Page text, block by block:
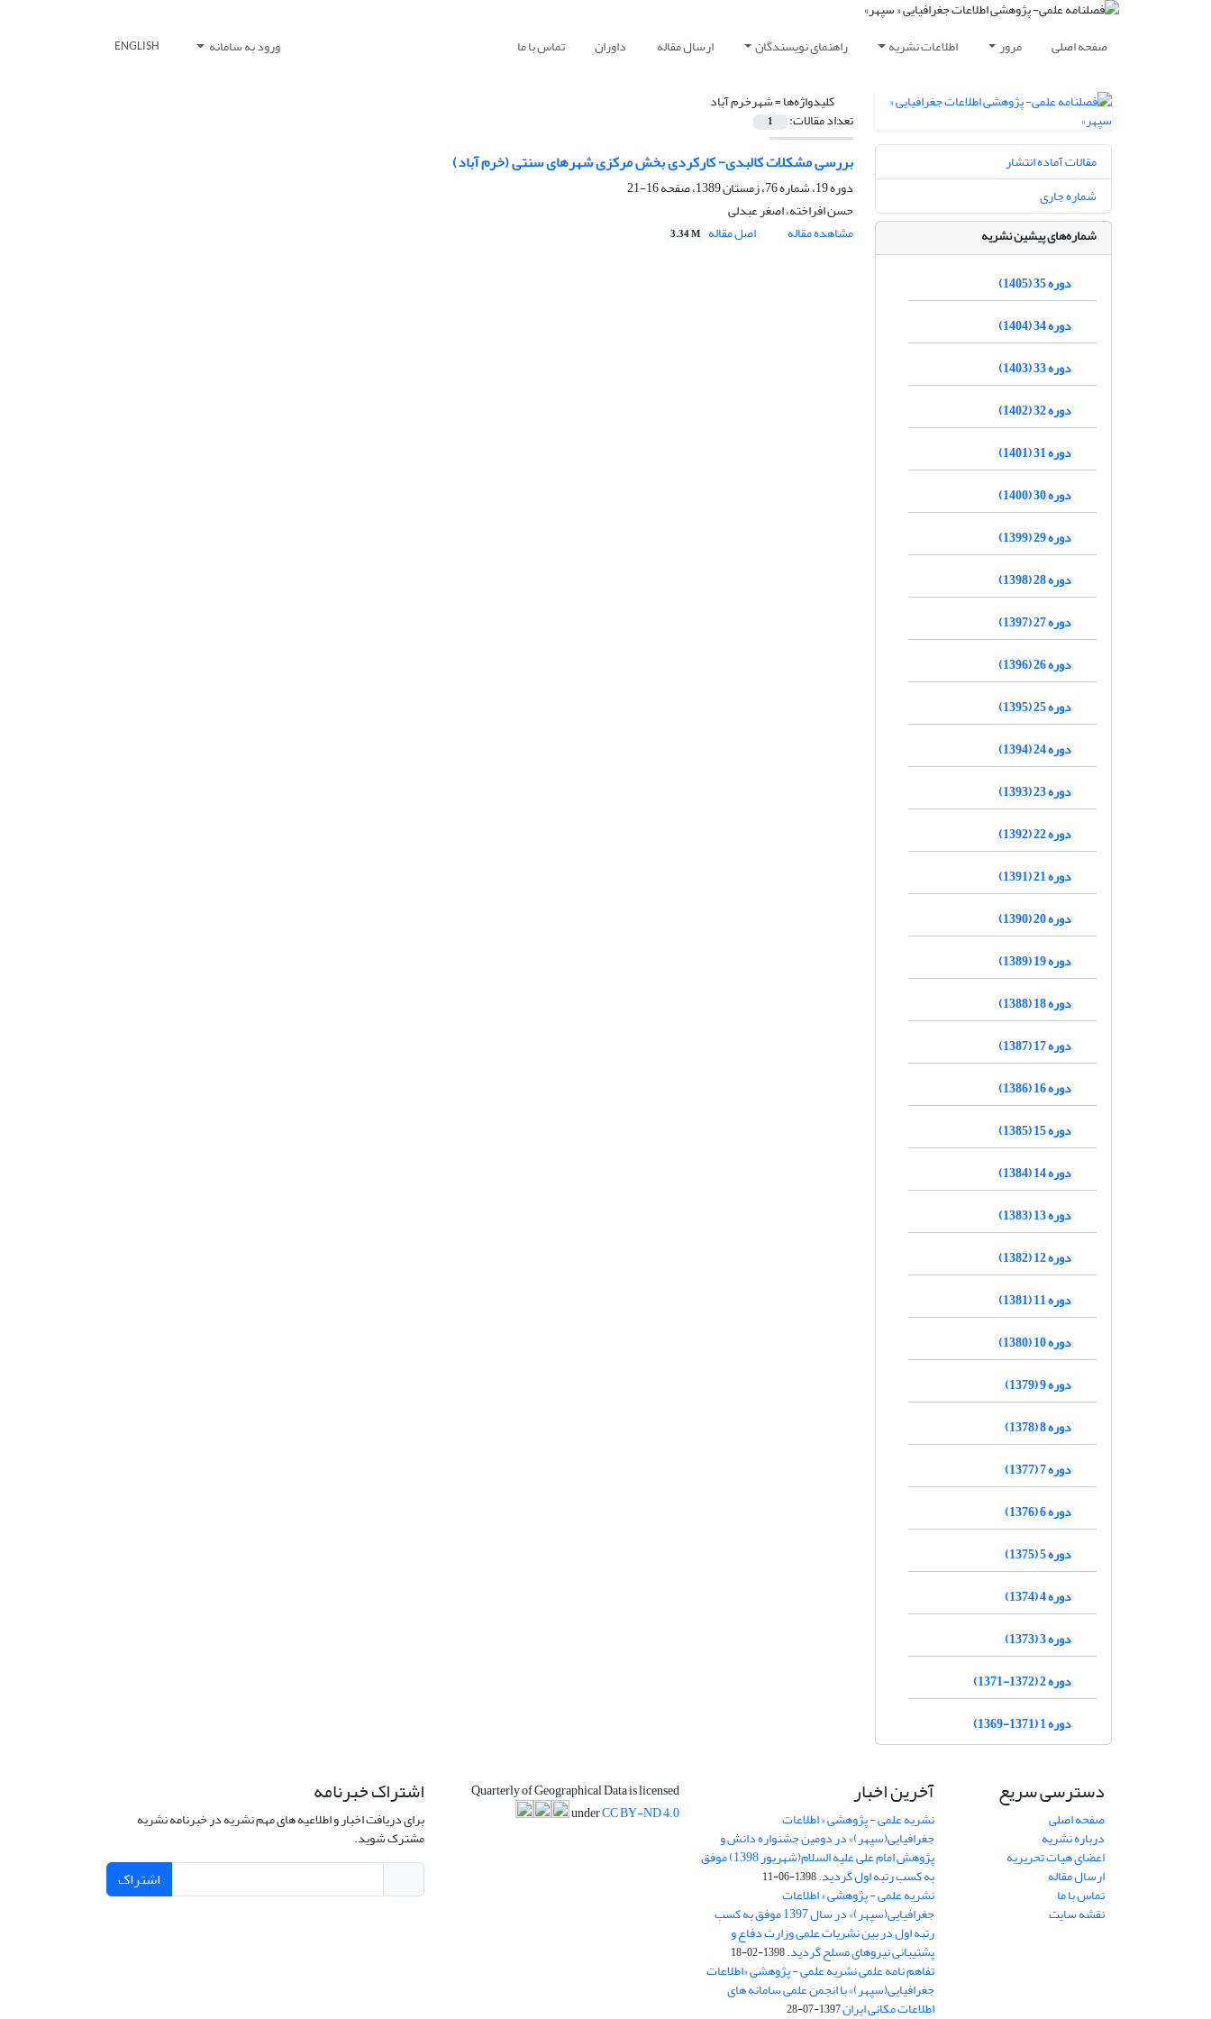
صفحه اصلی مرور اطلاعات نشریه راهنمای نویسندگان ارسال مقاله داوران تماس با ما ورود به سامانه ENGLISH
کلیدواژه‌ها =شهرخرم آباد
تعداد مقالات: 1
بررسى مشکلات کالبدى- کارکردى بخش مرکزى شهرهاى سنتى (خرم آباد)
دوره 19، شماره 76، زمستان 1389، صفحه
16-21
حسن افراخته، اصغر عبدلی
مشاهده مقاله
اصل مقاله 3.34 M
مقالات آماده انتشار
شماره جاری
شماره‌های پیشین نشریه
دوره 35 (1405)
دوره 34 (1404)
دوره 33 (1403)
دوره 32 (1402)
دوره 31 (1401)
دوره 30 (1400)
دوره 29 (1399)
دوره 28 (1398)
دوره 27 (1397)
دوره 26 (1396)
دوره 25 (1395)
دوره 24 (1394)
دوره 23 (1393)
دوره 22 (1392)
دوره 21 (1391)
دوره 20 (1390)
دوره 19 (1389)
دوره 18 (1388)
دوره 17 (1387)
دوره 16 (1386)
دوره 15 (1385)
دوره 14 (1384)
دوره 13 (1383)
دوره 12 (1382)
دوره 11 (1381)
دوره 10 (1380)
دوره 9 (1379)
دوره 8 (1378)
دوره 7 (1377)
دوره 6 (1376)
دوره 5 (1375)
دوره 4 (1374)
دوره 3 (1373)
دوره 2 (1372-1371)
دوره 1 (1371-1369)
دسترسی سریع
صفحه اصلی
درباره نشریه
اعضای هیات تحریریه
ارسال مقاله
تماس با ما
نقشه سایت
آخرین اخبار
نشریه علمی - پژوهشی « اطلاعات
جغرافیایی(سپهر)» در دومین جشنواره دانش و
پژوهش امام علی علیه السلام(شهریور 1398) موفق
به کسب رتبه اول گردید.1398-06-11
نشریه علمی - پژوهشی « اطلاعات
جغرافیایی(سپهر)» در سال 1397 موفق به کسب
رتبه اول در بین نشریات علمی وزارت دفاع و
پشتیبانی نیروهای مسلح گردید.1398-02-18
تفاهم نامه علمی نشریه علمی - پژوهشی «اطلاعات
جغرافیایی(سپهر)» با انجمن علمی سامانه های
اطلاعات مکانی ایران1397-07-28
Quarterly of Geographical Data is licensed
underCC BY-ND 4.0
اشتراک خبرنامه
برای دریافت اخبار و اطلاعیه های مهم نشریه در خبرنامه نشریه
مشترک شوید.
اشتراک